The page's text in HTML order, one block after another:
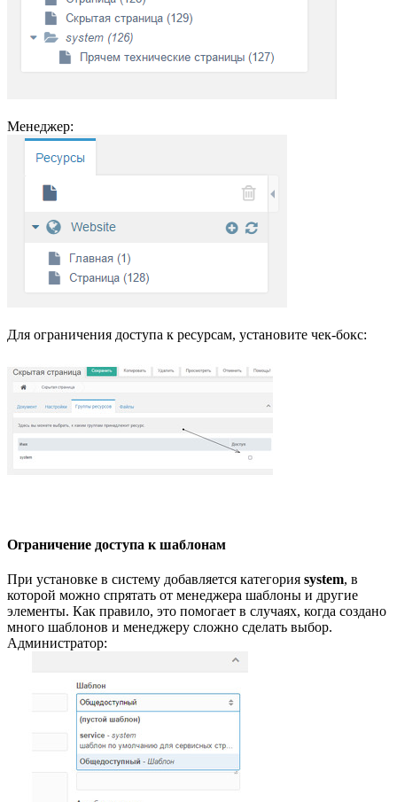
Менеджер:
Для ограничения доступа к ресурсам, установите чек-бокс:
Ограничение доступа к шаблонам
При установке в систему добавляется категория system, в
которой можно спрятать от менеджера шаблоны и другие
элементы. Как правило, это помогает в случаях, когда создано
много шаблонов и менеджеру сложно сделать выбор.
Администратор: